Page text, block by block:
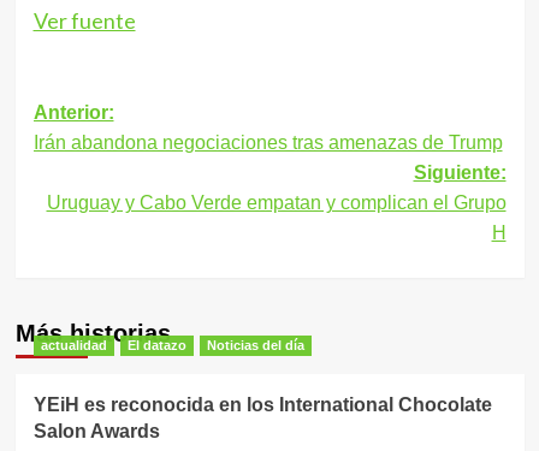
Ver fuente
Navegación
de
entradas
Anterior:
Irán abandona negociaciones tras amenazas de Trump
Siguiente:
Uruguay y Cabo Verde empatan y complican el Grupo
H
Más historias
actualidad El datazo Noticias del día
YEiH es reconocida en los International Chocolate
Salon Awards